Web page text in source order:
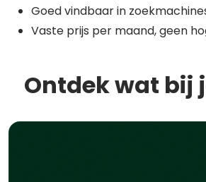
Goed vindbaar in
Vaste prijs per maand, geen
Ontdek wat bij